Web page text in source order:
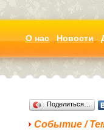
О нас Новости
Поделиться…
Событие /